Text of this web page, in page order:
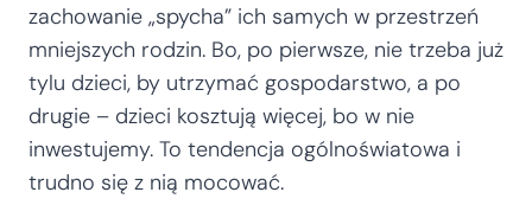
zachowanie „spycha” ich samych w przestrzeń
mniejszych rodzin. Bo, po pierwsze, nie trzeba już
tylu dzieci, by utrzymać gospodarstwo, a po
drugie – dzieci kosztują więcej, bo w nie
inwestujemy. To tendencja ogólnoświatowa i
trudno się z nią mocować.